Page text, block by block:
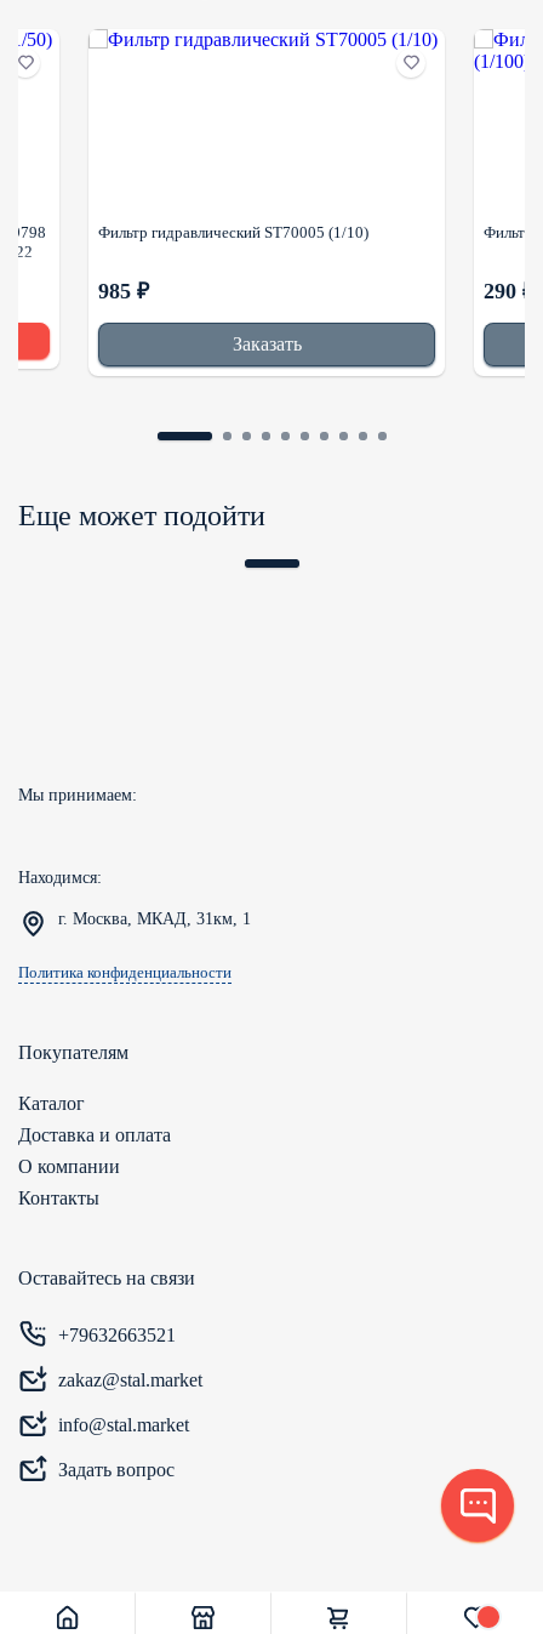
Фильтр гидравлический ST70005 (1/10)
985 ₽
Заказать
Фильтр
290 ₽
Еще может подойти
Мы принимаем:
Находимся:
г. Москва, МКАД, 31км, 1
Политика конфиденциальности
Покупателям
Каталог
Доставка и оплата
О компании
Контакты
Оставайтесь на связи
+79632663521
zakaz@stal.market
info@stal.market
Задать вопрос